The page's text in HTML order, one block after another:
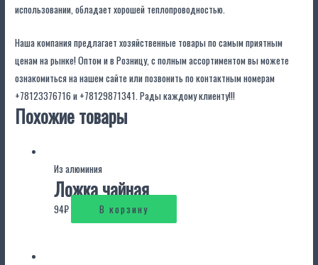
использовании, обладает хорошей теплопроводностью.
Наша компания предлагает хозяйственные товары по самым приятным
ценам на рынке! Оптом и в Розницу, с полным ассортиментом вы можете
ознакомиться на нашем сайте или позвонить по контактным номерам
+78123376716 и +78129871341. Рады каждому клиенту!!!
Похожие товары
Из алюминия
Ложка чайная
94₽ В корзину